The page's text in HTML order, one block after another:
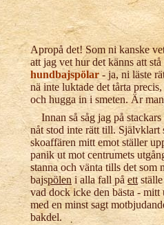
Apropå det! Som ni kanske
att jag vet hur det känns att
hundbajspölar- ja, ni läste
nä inte luktade det tårta
och hugga in i smeten. Är
Innan så såg jag på
nåt stod inte rätt till. Självklart
skoaffären mitt emot ställer
panik ut mot centrumets
stanna och vänta tills det som
bajspöleni alla fall påettställe
vad dock icke den bästa -
med en minst sagt
bakdel.